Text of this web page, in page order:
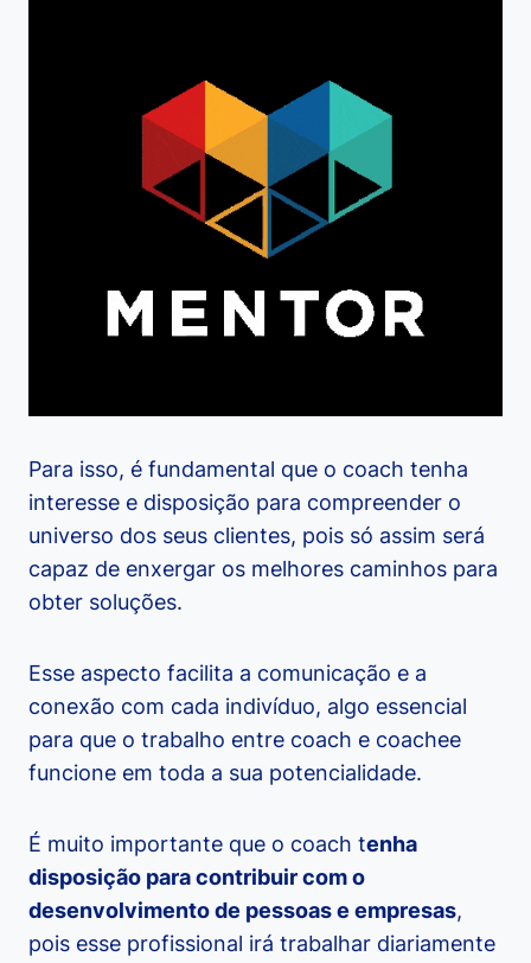
Para isso, é fundamental que o coach tenha
interesse e disposição para compreender o
universo dos seus clientes, pois só assim será
capaz de enxergar os melhores caminhos para
obter soluções.
Esse aspecto facilita a comunicação e a
conexão com cada indivíduo, algo essencial
para que o trabalho entre coach e coachee
funcione em toda a sua potencialidade.
É muito importante que o coach tenha
disposição para contribuir com o
desenvolvimento de pessoas e empresas,
pois esse profissional irá trabalhar diariamente